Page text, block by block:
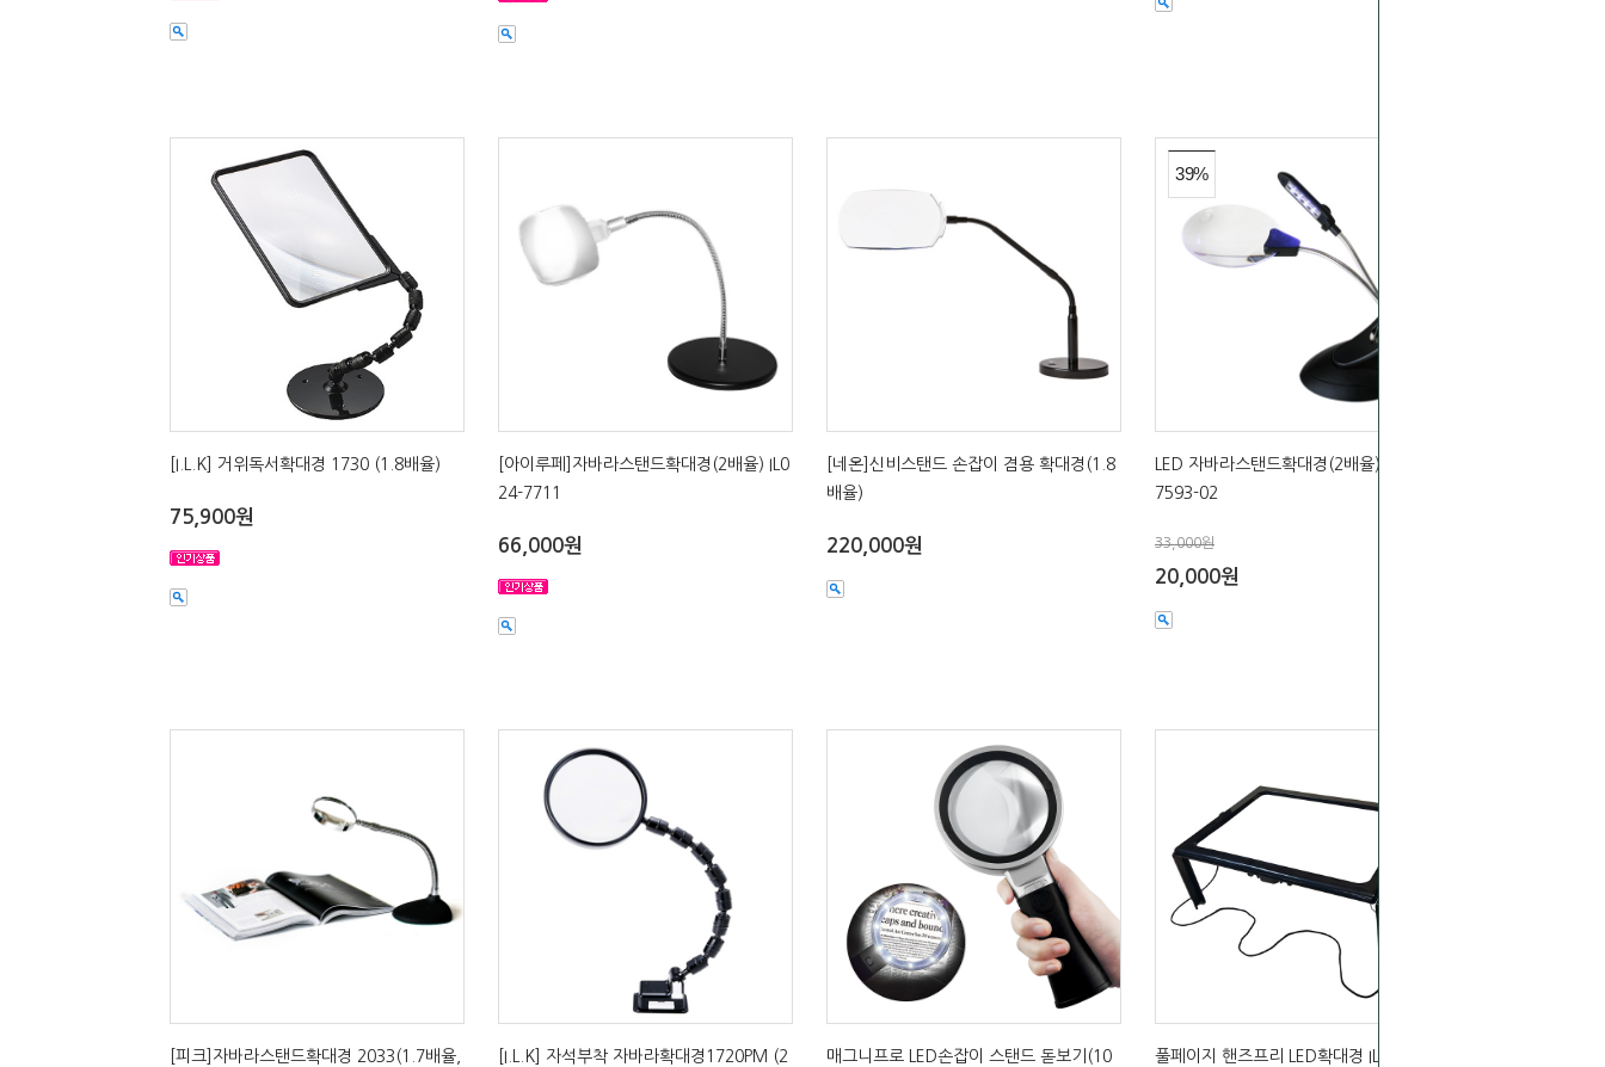
[I.L.K] 거위독서확대경 1730 (1.8배율)
75,900원
[아이루페]자바라스탠드확대경(2배율) IL0
24-7711
66,000원
[네온]신비스탠드 손잡이 겸용 확대경(1.8
배율)
220,000원
39%
LED 자바라스탠드확대경(2배율)
7593-02
33,000원
20,000원
[피크]자바라스탠드확대경 2033(1.7배율,
[I.L.K] 자석부착 자바라확대경1720PM (2
매그니프로 LED손잡이 스탠드 돋보기(10
풀페이지 핸즈프리 LED확대경 IL023- ET2